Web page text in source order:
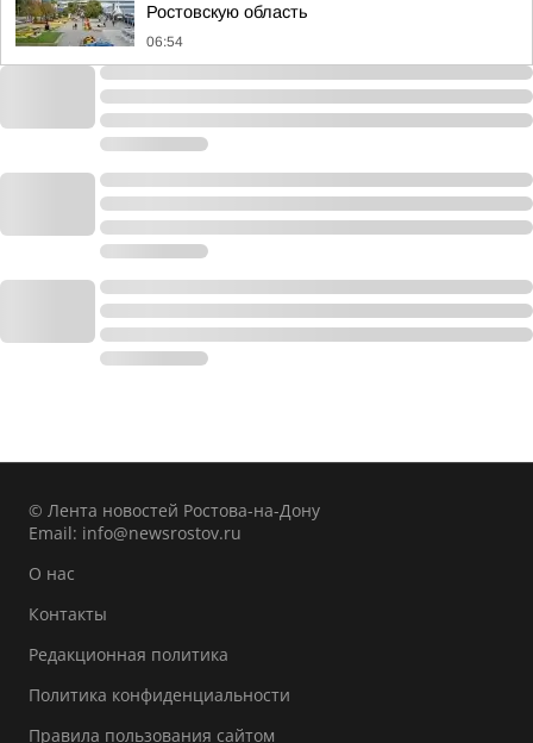
Ростовскую область
06:54
© Лента новостей Ростова-на-Дону
Email: info@newsrostov.ru
О нас
Контакты
Редакционная политика
Политика конфиденциальности
Правила пользования сайтом